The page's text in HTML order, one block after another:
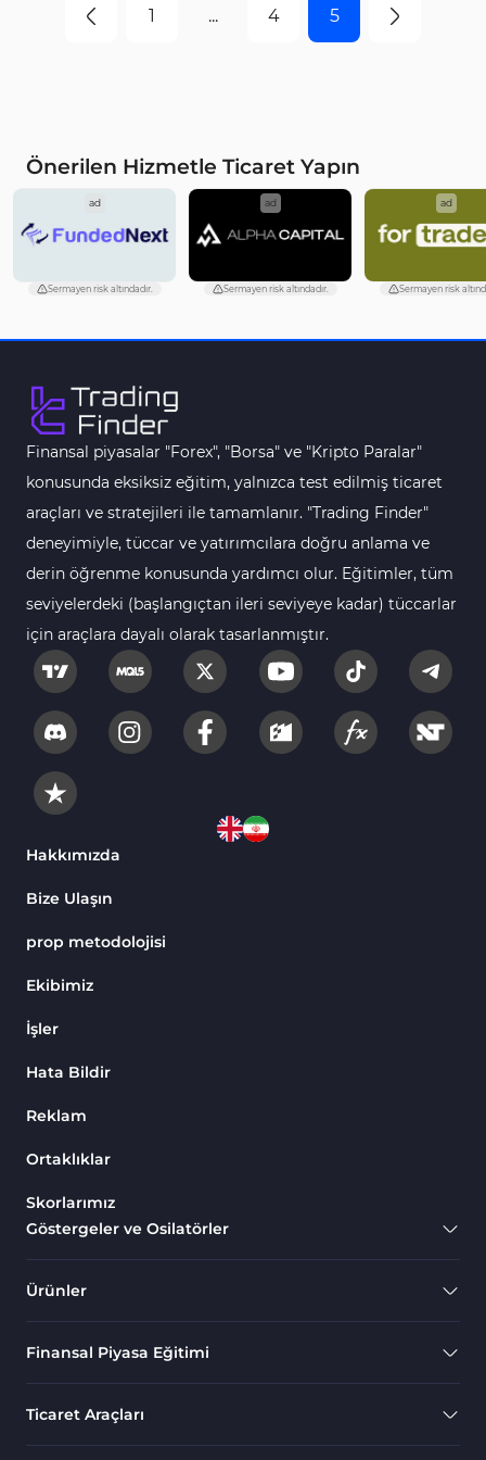
mevcut zaman ve hedef piyasa türü dikkate
1
... 4 5
Önerilen Hizmetle Ticaret Yapın
ad
Sermayen risk altındadır.
ad
Sermayen risk altındadır.
ad
Sermayen risk
Finansal piyasalar "Forex", "Borsa" ve "Kripto Paralar"
konusunda eksiksiz eğitim, yalnızca test edilmiş ticaret
araçları ve stratejileri ile tamamlanır. "Trading Finder"
deneyimiyle, tüccar ve yatırımcılara doğru anlama ve
derin öğrenme konusunda yardımcı olur. Eğitimler, tüm
seviyelerdeki (başlangıçtan ileri seviyeye kadar) tüccarlar
için araçlara dayalı olarak tasarlanmıştır.
Hakkımızda
Bize Ulaşın
prop metodolojisi
Ekibimiz
İşler
Hata Bildir
Reklam
Ortaklıklar
Skorlarımız
Göstergeler ve Osilatörler
Ürünler
Finansal Piyasa Eğitimi
Ticaret Araçları